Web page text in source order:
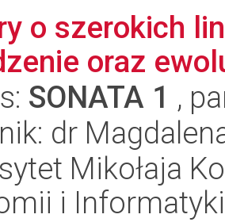
o szerokich
oraz
SONATA 1 ,
dr
Mikołaja
i